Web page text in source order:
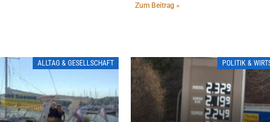
Zum Beitrag »
ALLTAG & GESELLSCHAFT POLITIK &